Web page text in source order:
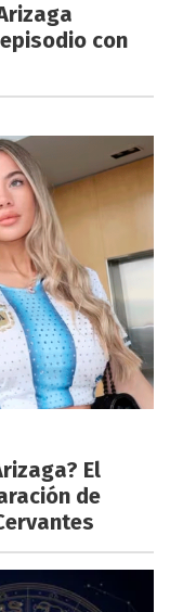
con
El
de